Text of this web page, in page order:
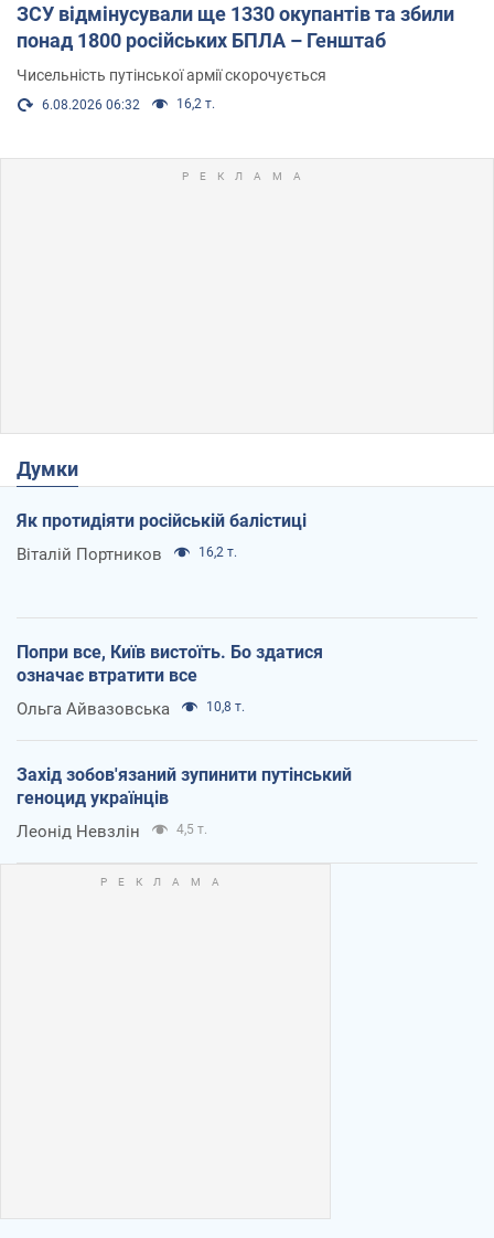
ЗСУ відмінусували ще 1330 окупантів та збили
понад 1800 російських БПЛА – Генштаб
Чисельність путінської армії скорочується
6.08.2026 06:32 16,2 т.
Думки
Як протидіяти російській балістиці
Віталій Портников 16,2 т.
Попри все, Київ вистоїть. Бо здатися
означає втратити все
Ольга Айвазовська 10,8 т.
Захід зобов'язаний зупинити путінський
геноцид українців
Леонід Невзлін 4,5 т.